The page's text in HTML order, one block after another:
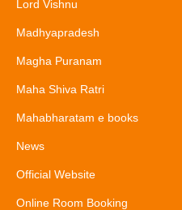
Lord Vishnu
Madhyapradesh
Magha Puranam
Maha Shiva Ratri
Mahabharatam e books
News
Official Website
Online Room Booking